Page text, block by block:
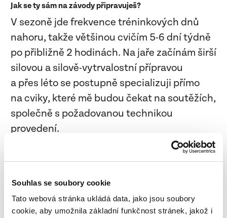
Souhlas se soubory cookie
Tato webová stránka ukládá data, jako jsou soubory
cookie, aby umožnila základní funkčnost stránek, jakož i
Jak se ty sám na závody připravuješ?
V sezoně jde frekvence tréninkových dnů
nahoru, takže většinou cvičím 5-6 dní týdně
po přibližně 2 hodinách. Na jaře začínám širší
silovou a silově-vytrvalostní přípravou
a přes léto se postupně specializuji přímo
na cviky, které mě budou čekat na soutěžích,
společně s požadovanou technikou
provedení.
Ano, je pravda, že jsem si v létě 2019 postavil
na zahradě vlastní malé workoutové hřiště,
přesně na míru podle svých představ. Těsně
před covidem to byla neskutečná výhra,